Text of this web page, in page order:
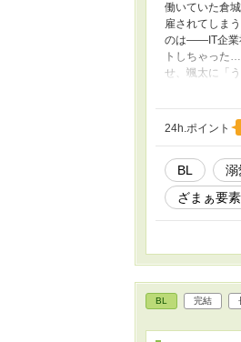
働いていた倉
雇されてしま
のは――IT企業
トしちゃった
せ、颯太に「
生活。 ――こ
ら甘いんです
24h.ポイント
BL 溺
ざまぁ要
BL 完結